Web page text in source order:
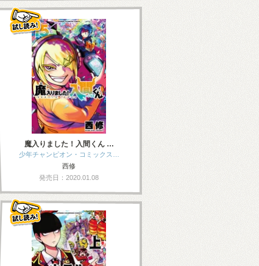
魔入りました！入間くん …
少年チャンピオン・コミックス…
西修
発売日：2020.01.08